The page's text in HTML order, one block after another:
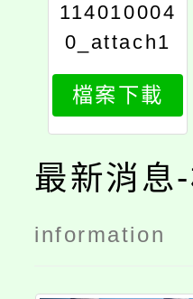
114010004
0_attach1
檔案下載
最新消息
information